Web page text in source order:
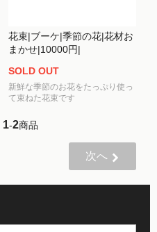
花束|ブーケ|季節の花|花材お
まかせ|10000円|
SOLD OUT
新鮮な季節のお花をたっぷり使っ
て束ねた花束です
1-2商品
次へ